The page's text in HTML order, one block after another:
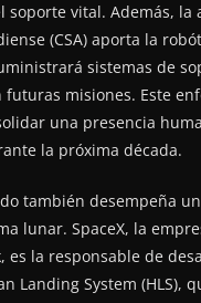
soporte vital. Además, la
(CSA) aporta la
sistemas de
futuras misiones. Este
una presencia
la próxima década.
también desempeña
lunar. SpaceX, la
es la responsable de
Landing System (HLS),